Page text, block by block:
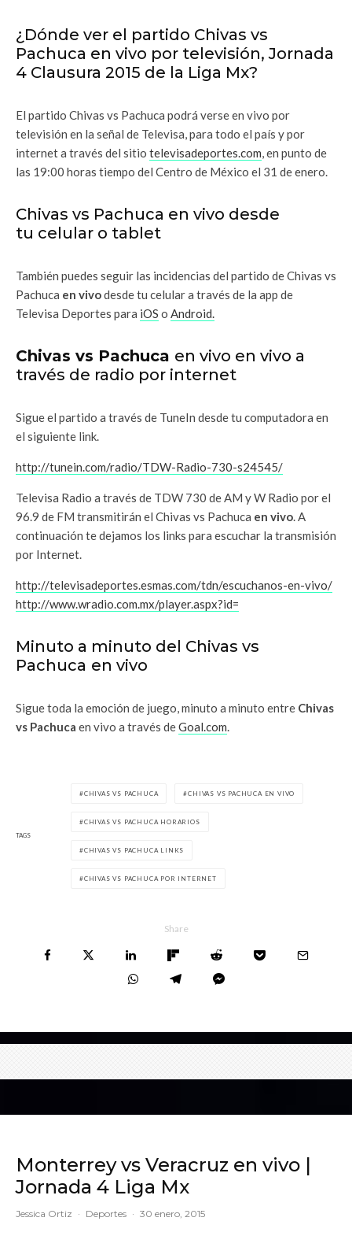
¿Dónde ver el partido Chivas vs
Pachuca en vivo por televisión, Jornada
4 Clausura 2015 de la Liga Mx?
El partido Chivas vs Pachuca podrá verse en vivo por
televisión en la señal de Televisa, para todo el país y por
internet a través del sitio televisadeportes.com, en punto de
las 19:00 horas tiempo del Centro de México el 31 de enero.
Chivas vs Pachuca en vivo desde
tu celular o tablet
También puedes seguir las incidencias del partido de Chivas vs
Pachuca en vivodesde tu celular a través de la app de
Televisa Deportes para iOS o Android.
Chivas vs Pachuca en vivo en vivo a
través de radio por internet
Sigue el partido a través de TuneIn desde tu computadora en
el siguiente link.
http://tunein.com/radio/TDW-Radio-730-s24545/
Televisa Radio a través de TDW 730 de AM y W Radio por el
96.9 de FM transmitirán el Chivas vs Pachuca en vivo. A
continuación te dejamos los links para escuchar la transmisión
por Internet.
http://televisadeportes.esmas.com/tdn/escuchanos-en-vivo/
http://www.wradio.com.mx/player.aspx?id=
Minuto a minuto del Chivas vs
Pachuca en vivo
Sigue toda la emoción de juego, minuto a minuto entre Chivas
vs Pachuca en vivo a través deGoal.com.
TAGS
CHIVAS VS PACHUCA CHIVAS VS PACHUCA EN VIVO
CHIVAS VS PACHUCA HORARIOS
CHIVAS VS PACHUCA LINKS
CHIVAS VS PACHUCA POR INTERNET
Share
Monterrey vs Veracruz en vivo |
Jornada 4 Liga Mx
Jessica Ortiz · Deportes · 30 enero, 2015